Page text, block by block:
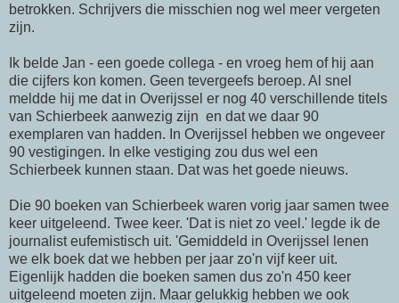
betrokken. Schrijvers die misschien nog wel meer vergeten
zijn.
Ik belde Jan - een goede collega - en vroeg hem of hij aan
die cijfers kon komen. Geen tevergeefs beroep. Al snel
meldde hij me dat in Overijssel er nog 40 verschillende titels
van Schierbeek aanwezig zijn en dat we daar 90
exemplaren van hadden. In Overijssel hebben we ongeveer
90 vestigingen. In elke vestiging zou dus wel een
Schierbeek kunnen staan. Dat was het goede nieuws.
Die 90 boeken van Schierbeek waren vorig jaar samen twee
keer uitgeleend. Twee keer. 'Dat is niet zo veel.' legde ik de
journalist eufemistisch uit. 'Gemiddeld in Overijssel lenen
we elk boek dat we hebben per jaar zo'n vijf keer uit.
Eigenlijk hadden die boeken samen dus zo'n 450 keer
uitgeleend moeten zijn. Maar gelukkig hebben we ook